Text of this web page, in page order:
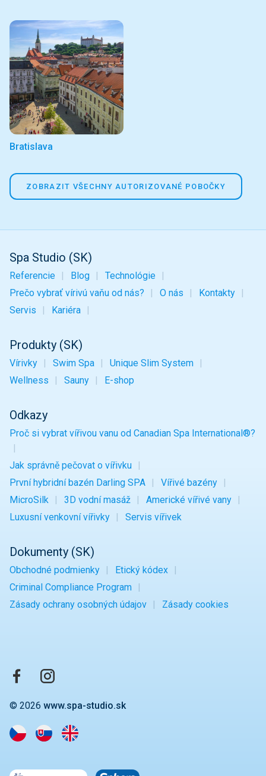
Bratislava
ZOBRAZIT VŠECHNY AUTORIZOVANÉ POBOČKY
Spa Studio (SK)
Referencie Blog
Technológie
Prečo vybrať vírivú vaňu od nás?
O nás
Kontakty
Servis
Kariéra
Produkty (SK)
Vírivky Swim Spa
Unique Slim System
Wellness
Sauny E-shop
Odkazy
Proč si vybrat vířivou vanu od Canadian Spa International®?
Jak správně pečovat o vířivku
První hybridní bazén Darling SPA
Vířivé bazény
MicroSilk
3D vodní masáž
Americké vířivé vany
Luxusní venkovní vířivky
Servis vířivek
Dokumenty (SK)
Obchodné podmienky
Etický kódex
Criminal Compliance Program
Zásady ochrany osobných údajov
Zásady cookies
© 2026 www.spa-studio.sk